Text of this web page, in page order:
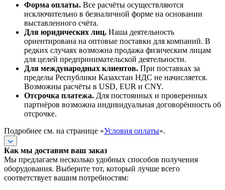
Форма оплаты. Все расчёты осуществляются
исключительно в безналичной форме на основании
выставленного счёта.
Для юридических лиц. Наша деятельность
ориентирована на оптовые поставки для компаний. В
редких случаях возможна продажа физическим лицам
для целей предпринимательской деятельности.
Для международных клиентов. При поставках за
пределы Республики Казахстан НДС не начисляется.
Возможны расчёты в USD, EUR и CNY.
Отсрочка платежа. Для постоянных и проверенных
партнёров возможна индивидуальная договорённость об
отсрочке.
Подробнее см. на странице «Условия оплаты».
Как мы доставим ваш заказ
Мы предлагаем несколько удобных способов получения
оборудования. Выберите тот, который лучше всего
соответствует вашим потребностям: